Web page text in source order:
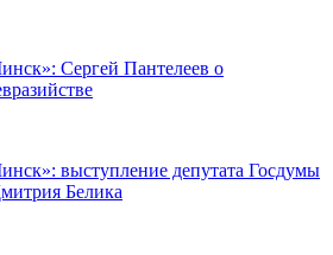
Сергей Пантелеев о
выступление депутата Госдумы
Белика